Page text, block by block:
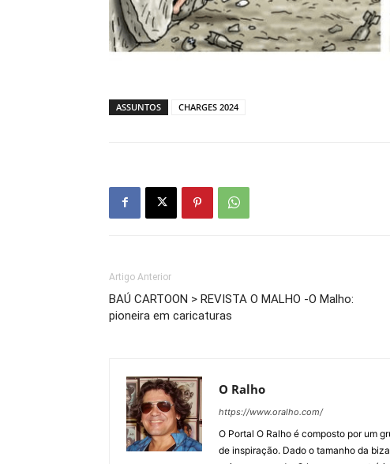
ASSUNTOS CHARGES 2024
Artigo Anterior
BAÚ CARTOON > REVISTA O MALHO -O Malho:
pioneira em caricaturas
O Ralho
https://www.oralho.com/
O Portal O Ralho é composto por um
de inspiração. Dado o tamanho da